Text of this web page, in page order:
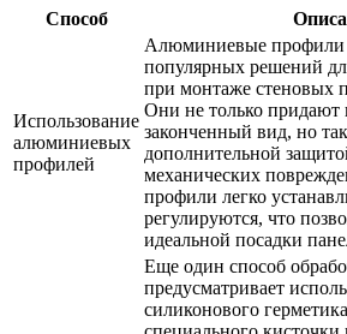
Способ
Использование
алюминиевых
профилей
Алюминиевые профили
популярных решений
при монтаже стеновых
Они не только придают
законченный вид, но
дополнительной
механических
профили легко
регулируются, что
идеальной посадки
Еще один способ
предусматривает
силиконового